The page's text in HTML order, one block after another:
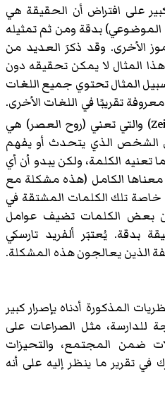
على افتراض أن الحقيقة هي
بدقة ومن ثم تمثيله
الأخرى. وقد ذكرَ العديد من
المثال لا يمكن تحقيقه دون
المثال تحتوي جميع اللغات
تقريبًا في اللغات الأخرى.
إن الكلمة الألمانية (Zeitgeist) والتي تعني (روح العصر) هي
الشخص الذي يتحدث أو يفهم
تعنيه الكلمة، ولكن يبدو أن أي
الكامل (هذه مشكلة مع
خاصة تلك الكلمات المشتقة في
فإن بعض الكلمات تضيف عوامل
بدقة. يُعتبَر ألفريد تارسكي
المذكورة أدناه بإصرار كبير
مثل الصراعات على
ضمن المجتمع، والتحيزات
تقرير ما ينظر إليه على أنه